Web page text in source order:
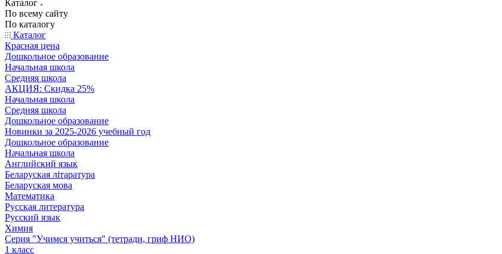
Каталог
По всему сайту
По каталогу
Каталог
Красная цена
Дошкольное образование
Начальная школа
Средняя школа
АКЦИЯ: Скидка 25%
Начальная школа
Средняя школа
Дошкольное образование
Новинки за 2025-2026 учебный год
Дошкольное образование
Начальная школа
Английский язык
Беларуская літаратура
Беларуская мова
Математика
Русская литература
Русский язык
Химия
Серия "Учимся учиться" (тетради, гриф НИО)
1 класс